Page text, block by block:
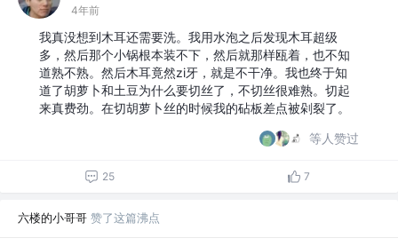
4年前
我真没想到木耳还需要洗。我用水泡之后发现木耳超级
多，然后那个小锅根本装不下，然后就那样瓯着，也不知
道熟不熟。然后木耳竟然zi牙，就是不干净。我也终于知
道了胡萝卜和土豆为什么要切丝了，不切丝很难熟。切起
来真费劲。在切胡萝卜丝的时候我的砧板差点被剁裂了。
等人赞过
25 7
六楼的小哥哥 赞了这篇沸点